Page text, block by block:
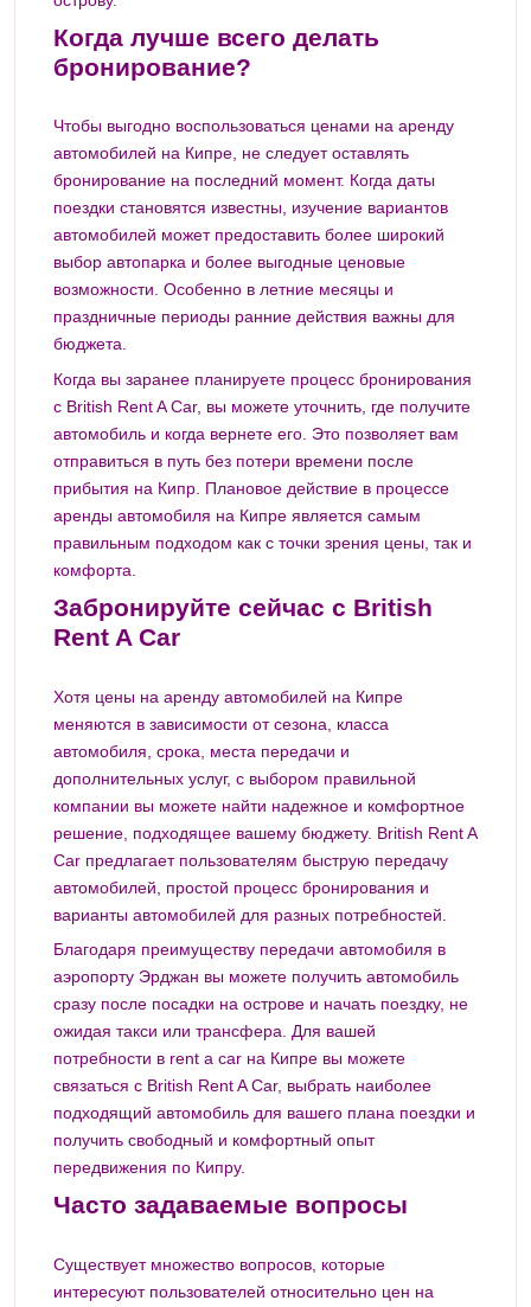
Когда лучше всего делать
бронирование?
Чтобы выгодно воспользоваться ценами на аренду
автомобилей на Кипре, не следует оставлять
бронирование на последний момент. Когда даты
поездки становятся известны, изучение вариантов
автомобилей может предоставить более широкий
выбор автопарка и более выгодные ценовые
возможности. Особенно в летние месяцы и
праздничные периоды ранние действия важны для
бюджета.
Когда вы заранее планируете процесс бронирования
с British Rent A Car, вы можете уточнить, где получите
автомобиль и когда вернете его. Это позволяет вам
отправиться в путь без потери времени после
прибытия на Кипр. Плановое действие в процессе
аренды автомобиля на Кипре является самым
правильным подходом как с точки зрения цены, так и
комфорта.
Забронируйте сейчас с British
Rent A Car
Хотя цены на аренду автомобилей на Кипре
меняются в зависимости от сезона, класса
автомобиля, срока, места передачи и
дополнительных услуг, с выбором правильной
компании вы можете найти надежное и комфортное
решение, подходящее вашему бюджету. British Rent A
Car предлагает пользователям быструю передачу
автомобилей, простой процесс бронирования и
варианты автомобилей для разных потребностей.
Благодаря преимуществу передачи автомобиля в
аэропорту Эрджан вы можете получить автомобиль
сразу после посадки на острове и начать поездку, не
ожидая такси или трансфера. Для вашей
потребности в rent a car на Кипре вы можете
связаться с British Rent A Car, выбрать наиболее
подходящий автомобиль для вашего плана поездки и
получить свободный и комфортный опыт
передвижения по Кипру.
Часто задаваемые вопросы
Существует множество вопросов, которые
интересуют пользователей относительно цен на